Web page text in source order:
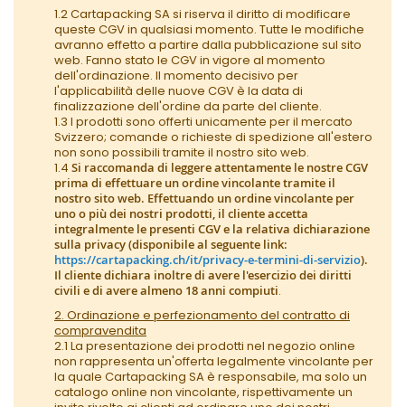
1.2 Cartapacking SA si riserva il diritto di modificare
queste CGV in qualsiasi momento. Tutte le modifiche
avranno effetto a partire dalla pubblicazione sul sito
web. Fanno stato le CGV in vigore al momento
dell'ordinazione. Il momento decisivo per
l'applicabilità delle nuove CGV è la data di
finalizzazione dell'ordine da parte del cliente.
1.3 I prodotti sono offerti unicamente per il mercato
Svizzero; comande o richieste di spedizione all'estero
non sono possibili tramite il nostro sito web.
1.4 Si raccomanda di leggere attentamente le nostre CGV
prima di effettuare un ordine vincolante tramite il
nostro sito web. Effettuando un ordine vincolante per
uno o più dei nostri prodotti, il cliente accetta
integralmente le presenti CGV e la relativa dichiarazione
sulla privacy (disponibile al seguente link:
https://cartapacking.ch/it/privacy-e-termini-di-servizio).
Il cliente dichiara inoltre di avere l'esercizio dei diritti
civili e di avere almeno 18 anni compiuti.
2. Ordinazione e perfezionamento del contratto di
compravendita
2.1 La presentazione dei prodotti nel negozio online
non rappresenta un'offerta legalmente vincolante per
la quale Cartapacking SA è responsabile, ma solo un
catalogo online non vincolante, rispettivamente un